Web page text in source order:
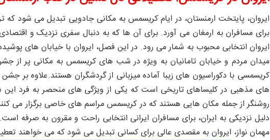
ایروان، پایتخت ارمنستان، در ایام کریسمس به مکانی جادویی تبدیل می‌ شود
برای مسافران به ارمغان می‌ آورد. برای آن‌ ها که به دنبال سفری نزدیک و
ایروان انتخابی محبوب به شمار می رود. در این فصل، ایروان با خیابان ‌های
میدان مردم و خیابان تامانیان به ویژه در شب‌ های کریسمس به مکانی پر از
کریسمسی با دکوراسیون ‌های زیبا آماده میزبانی از گردشگران هستند.علاوه بر جشن
های مذهبی در کلیساهای تاریخی است که یکی از ویژگی ‌های منحصر به فرد این
روشنگر از جمله مکان ‌هایی هستند که در کریسمس مراسم ‌های خاصی برگزار می
دلیل نزدیکی به ایران، برای مسافران ایرانی انتخابی راحت و مقرون به صرفه
مهمان ‌نواز، ایروان به مقصدی عالی برای کسانی تبدیل می‌ شود که می ‌خواهند